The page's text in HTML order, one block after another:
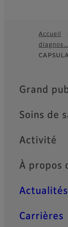
Footer
Accueil
Quick
Grand
Soins de
Activité
À propos
Actualités
Carrières